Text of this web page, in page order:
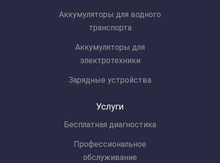
Аккумуляторы для водного
транспорта
Аккумуляторы для
электротехники
Зарядные устройства
Услуги
Бесплатная диагностика
Профессиональное
обслуживание